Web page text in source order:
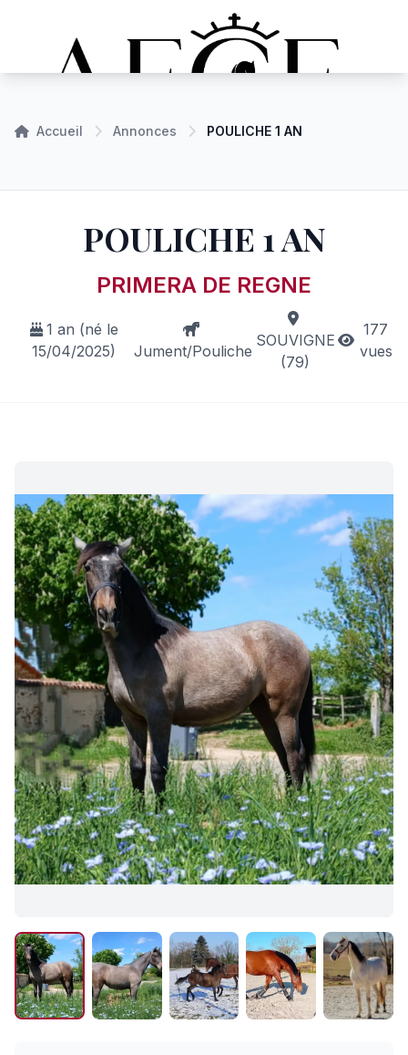
Accueil Annonces POULICHE 1 AN
POULICHE 1 AN
PRIMERA DE REGNE
1 an (né le
15/04/2025)
Jument/Pouliche
SOUVIGNE
(79)
177
vues